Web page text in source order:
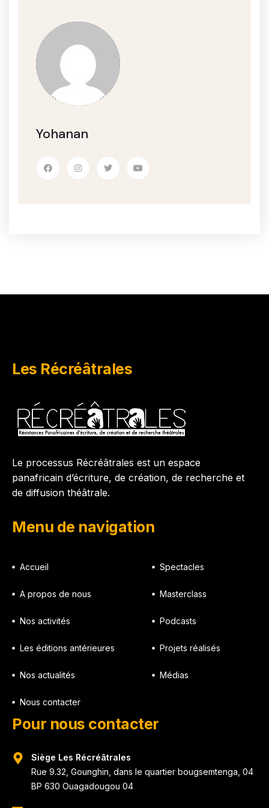
Yohanan
Les Récréâtrales
Le processus Récréâtrales est un espace
panafricain d’écriture, de création, de recherche et
de diffusion théâtrale.
Menu de navigation
Accueil
A propos de nous
Nos activités
Les éditions antérieures
Nos actualités
Nous contacter
Spectacles
Masterclass
Podcasts
Projets réalisés
Médias
Pour nous contacter
Siège Les Récréâtrales
Rue 9.32, Gounghin, dans le quartier bougsemtenga, 04
BP 630 Ouagadougou 04